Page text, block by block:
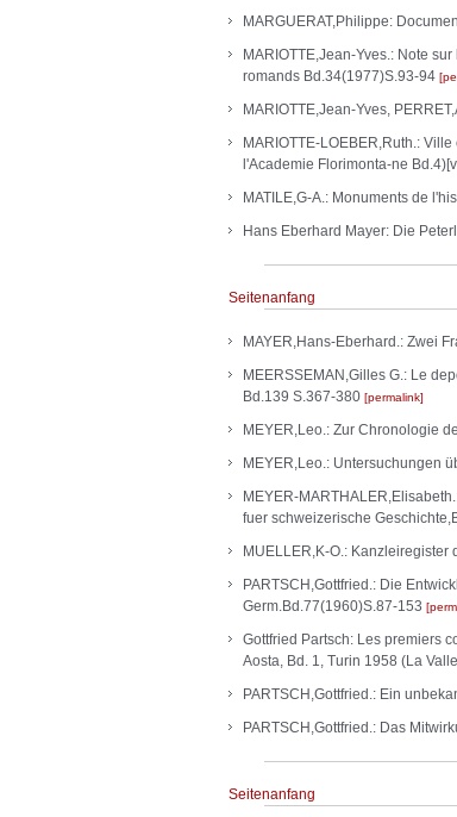
MARGUERAT,Philippe:
MARIOTTE,Jean-Yves.: Note
romands Bd.34(1977)S.93-94
MARIOTTE,Jean-Yves,
MARIOTTE-LOEBER,Ruth.:
l'Academie Florimonta-ne
MATILE,G-A.: Monuments de
Hans Eberhard Mayer: Die
Seitenanfang
MAYER,Hans-Eberhard.: Zwei
MEERSSEMAN,Gilles G.: Le
Bd.139 S.367-380 permalink
MEYER,Leo.: Zur Chronologie
MEYER,Leo.: Untersuchungen
MEYER-
fuer schweizerische
MUELLER,K-O.:
PARTSCH,Gottfried.: Die
Germ.Bd.77(1960)S.87-153
Gottfried Partsch: Les premiers
Aosta, Bd. 1, Turin 1958 (La
PARTSCH,Gottfried.: Ein
PARTSCH,Gottfried.: Das
Seitenanfang